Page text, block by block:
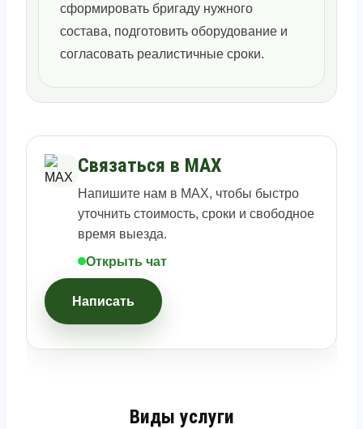
сформировать бригаду нужного
состава, подготовить оборудование и
согласовать реалистичные сроки.
Связаться в MAX
Напишите нам в MAX, чтобы быстро
уточнить стоимость, сроки и свободное
время выезда.
Открыть чат
Написать
Виды услуги